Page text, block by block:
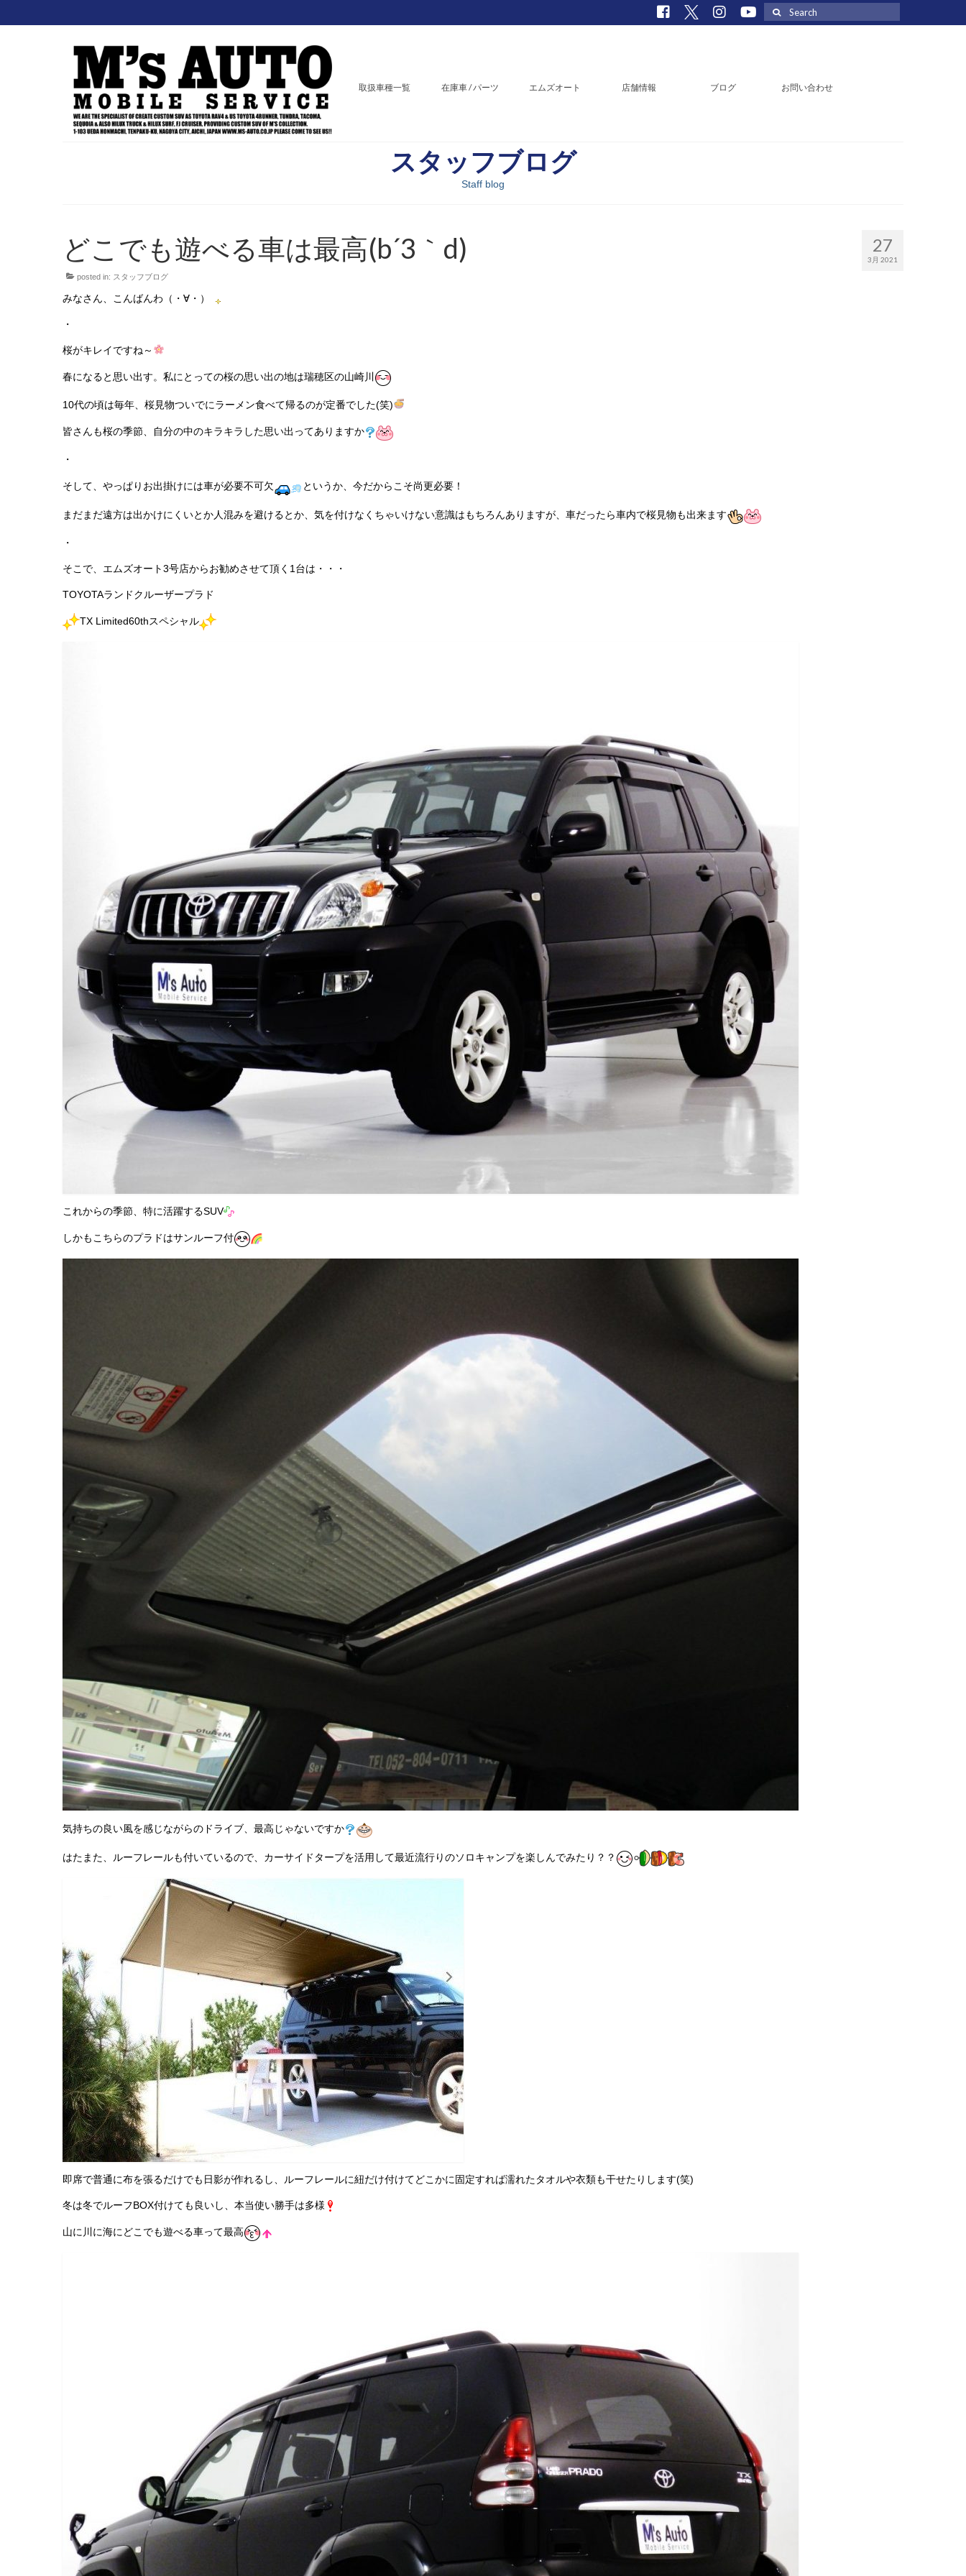
Search
for:
取扱車種一覧 在庫車 / パーツ エムズオート 店舗情報 ブログ お問い合わせ
スタッフブログ
Staff blog
27
3月 2021
どこでも遊べる車は最高(b´3｀d)
posted in: スタッフブログ
みなさん、こんばんわ（・∀・）
・
桜がキレイですね～
春になると思い出す。私にとっての桜の思い出の地は瑞穂区の山崎川
10代の頃は毎年、桜見物ついでにラーメン食べて帰るのが定番でした(笑)
皆さんも桜の季節、自分の中のキラキラした思い出ってありますか
・
そして、やっぱりお出掛けには車が必要不可欠 というか、今だからこそ尚更必要！
まだまだ遠方は出かけにくいとか人混みを避けるとか、気を付けなくちゃいけない意識はもちろんありますが、車だったら車内で桜見物も出来ます
・
そこで、エムズオート3号店からお勧めさせて頂く1台は・・・
TOYOTAランドクルーザープラド
TX Limited60thスペシャル
これからの季節、特に活躍するSUV
しかもこちらのプラドはサンルーフ付
気持ちの良い風を感じながらのドライブ、最高じゃないですか
はたまた、ルーフレールも付いているので、カーサイドタープを活用して最近流行りのソロキャンプを楽しんでみたり？？
即席で普通に布を張るだけでも日影が作れるし、ルーフレールに紐だけ付けてどこかに固定すれば濡れたタオルや衣類も干せたりします(笑)
冬は冬でルーフBOX付けても良いし、本当使い勝手は多様
山に川に海にどこでも遊べる車って最高